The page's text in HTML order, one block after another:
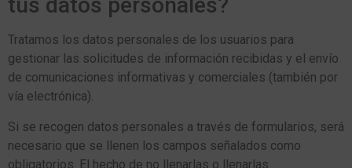
tus datos personales?
Tratamos los datos personales de los usuarios para
gestionar las solicitudes de información recibidas y el envío
de comunicaciones informativas y comerciales (también por
vía electrónica).
Si se recogen datos personales a través de formularios, será
necesario que se llenen los campos señalados como
obligatorios. El hecho de no llenarlas o llenarlas